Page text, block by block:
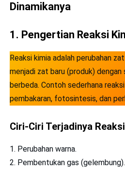
Dinamikanya
1. Pengertian Reaksi
Reaksi kimia adalah perubahan
menjadi zat baru (produk) dengan
berbeda. Contoh sederhana
pembakaran, fotosintesis, dan
Ciri-Ciri Terjadinya
Perubahan warna.
Pembentukan gas (gelembung).